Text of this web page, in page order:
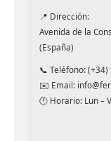
📍 Dirección:
Avenida de la
(España)
📞 Teléfono:
✉️ Email:
🕐 Horario: Lun –